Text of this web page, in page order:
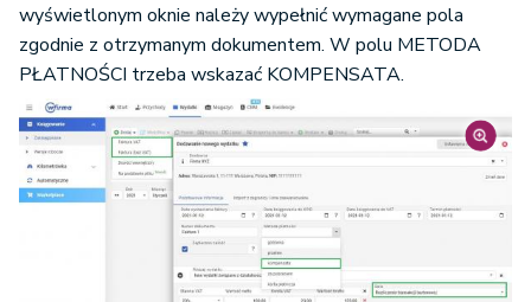
wyświetlonym oknie należy wypełnić wymagane pola
zgodnie z otrzymanym dokumentem. W polu METODA
PŁATNOŚCI trzeba wskazać KOMPENSATA.